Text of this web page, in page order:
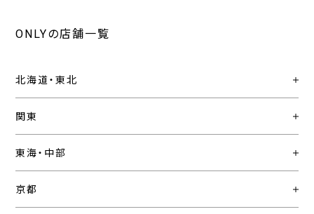
ONLYの店舗一覧
北海道・東北
関東
東海・中部
京都